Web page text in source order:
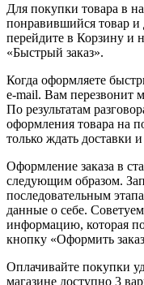
Для покупки товара в
понравившийся товар и
перейдите в Корзину и
«Быстрый заказ».
Когда оформляете
e-mail. Вам перезвонит
По результатам
оформления товара на
только ждать доставки
Оформление заказа в
следующим образом.
последовательным
данные о себе.
информацию, которая
кнопку «Оформить
Оплачивайте покупки
магазине доступно 3